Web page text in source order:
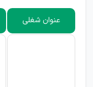
عنوان شغلی